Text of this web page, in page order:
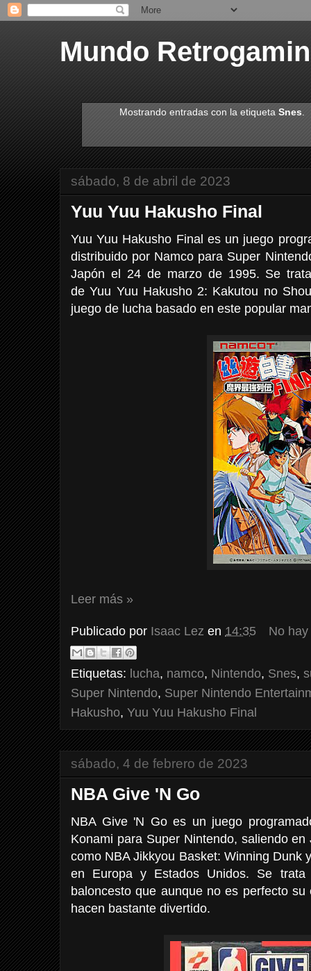
Mundo
Mostrando entradas con la etiqueta Snes.
sábado, 8 de abril de 2023
Yuu Yuu Hakusho Final
Yuu Yuu Hakusho Final es un juego
distribuido por Namco para Super
Japón el 24 de marzo de 1995. Se
de Yuu Yuu Hakusho 2: Kakutou no
juego de lucha basado en este popular
Leer más »
Publicado por Isaac Lez en 14:35 No
Etiquetas: lucha, namco, Nintendo, Snes,
Super Nintendo, Super Nintendo
Hakusho, Yuu Yuu Hakusho Final
sábado, 4 de febrero de 2023
NBA Give 'N Go
NBA Give 'N Go es un juego
Konami para Super Nintendo, saliendo
como NBA Jikkyou Basket: Winning Dunk
en Europa y Estados Unidos. Se
baloncesto que aunque no es perfecto
hacen bastante divertido.